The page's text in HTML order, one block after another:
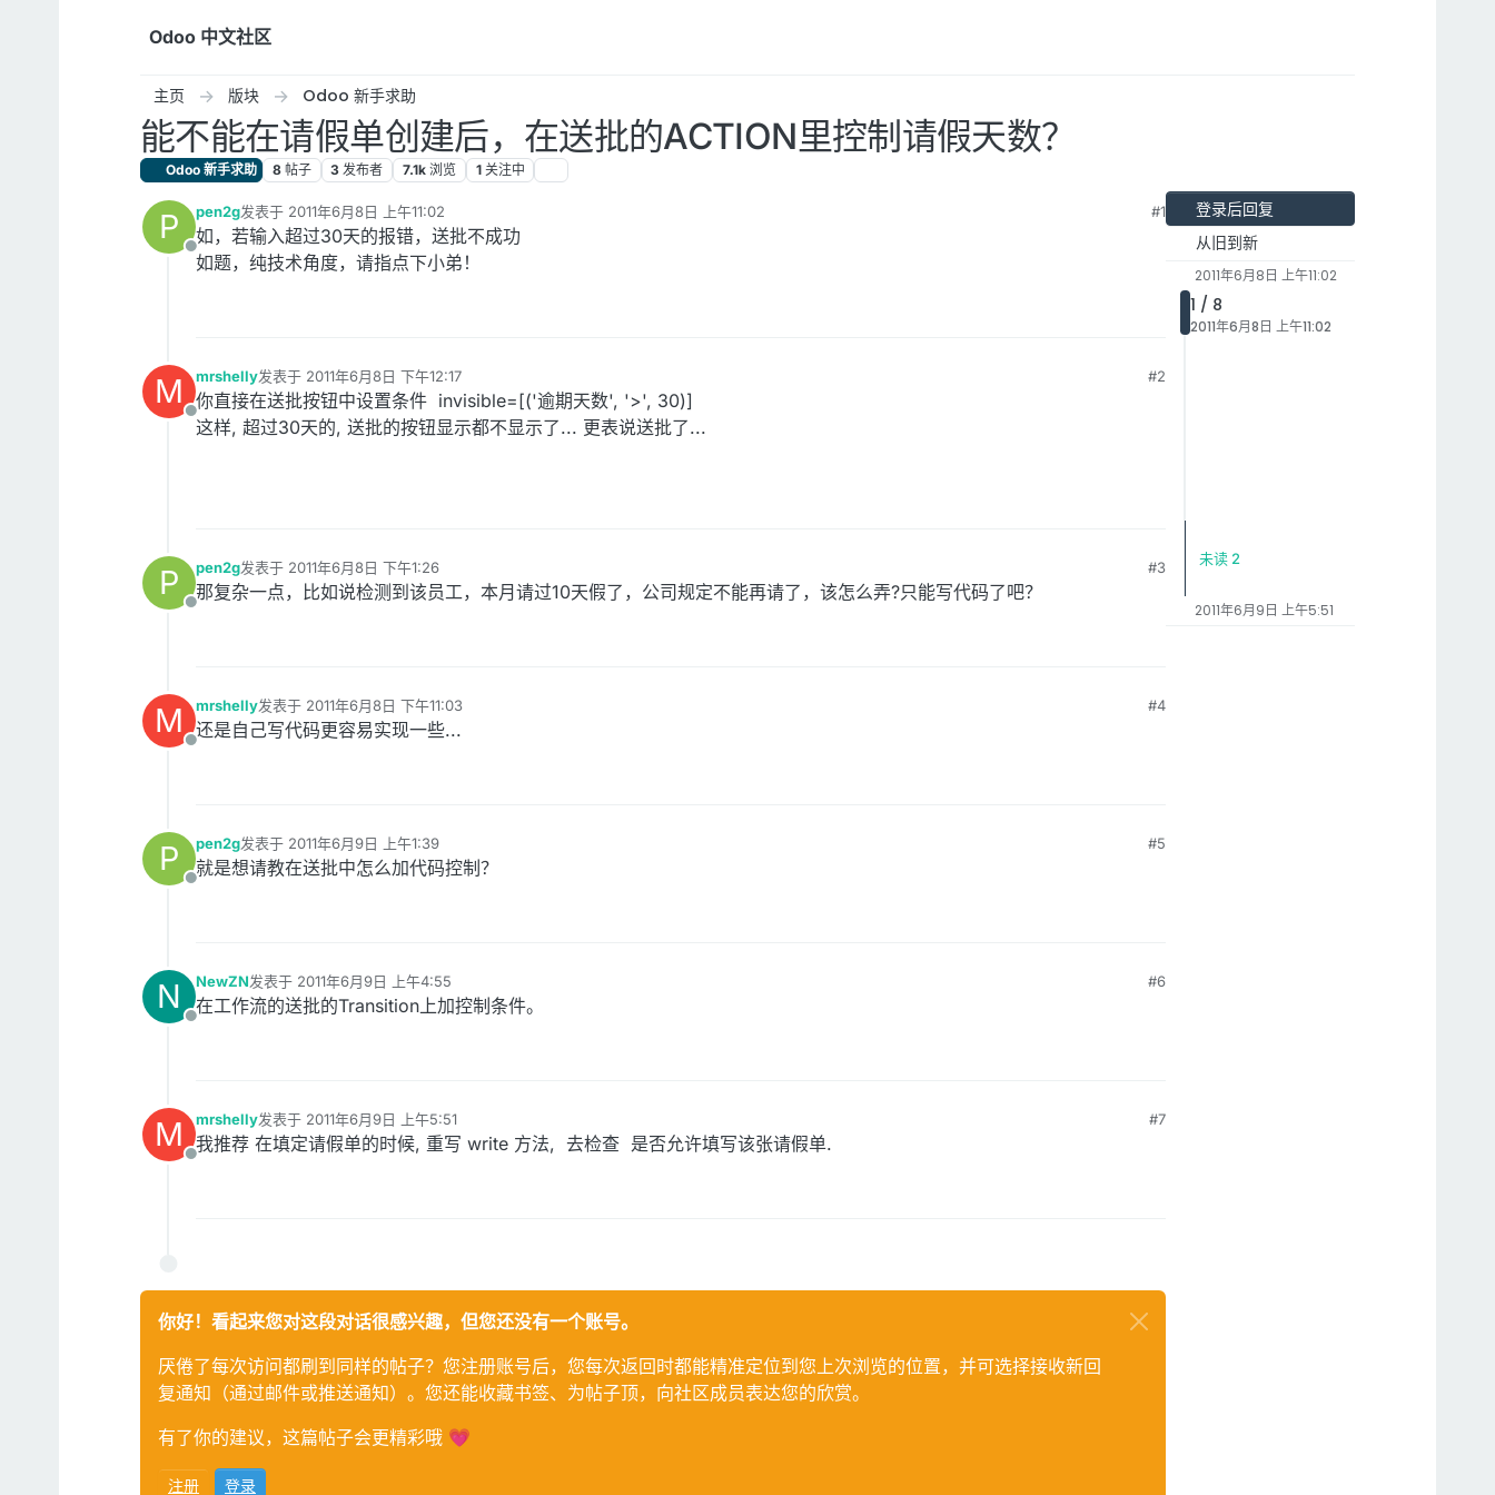
Odoo 中文社区
主页 版块 Odoo 新手求助
能不能在请假单创建后，在送批的ACTION里控制请假天数？
Odoo 新手求助 8 帖子 3 发布者 7.1k 浏览 1 关注中
P
离线
pen2g发表于 2011年6月8日 上午11:02
最后由 编辑
#1
如，若输入超过30天的报错，送批不成功
如题，纯技术角度，请指点下小弟！
M
离线
mrshelly发表于 2011年6月8日 下午12:17
最后由 编辑
#2
你直接在送批按钮中设置条件 invisible=[('逾期天数', '>', 30)]
这样, 超过30天的, 送批的按钮显示都不显示了... 更表说送批了...
P
离线
pen2g发表于 2011年6月8日 下午1:26
最后由 编辑
#3
那复杂一点，比如说检测到该员工，本月请过10天假了，公司规定不能再请了，该怎么弄?只能写代码了吧？
M
离线
mrshelly发表于 2011年6月8日 下午11:03
最后由 编辑
#4
还是自己写代码更容易实现一些...
P
离线
pen2g发表于 2011年6月9日 上午1:39
最后由 编辑
#5
就是想请教在送批中怎么加代码控制？
N
离线
NewZN发表于 2011年6月9日 上午4:55
最后由 编辑
#6
在工作流的送批的Transition上加控制条件。
M
离线
mrshelly发表于 2011年6月9日 上午5:51
最后由 编辑
#7
我推荐 在填定请假单的时候, 重写 write 方法, 去检查 是否允许填写该张请假单.
你好！看起来您对这段对话很感兴趣，但您还没有一个账号。
厌倦了每次访问都刷到同样的帖子？您注册账号后，您每次返回时都能精准定位到您上次浏览的位置，并可选择接收新回
复通知（通过邮件或推送通知）。您还能收藏书签、为帖子顶，向社区成员表达您的欣赏。
有了你的建议，这篇帖子会更精彩哦 💗
注册 登录
登录后回复
从旧到新
2011年6月8日 上午11:02
1 / 8
2011年6月8日 上午11:02
未读 2
2011年6月9日 上午5:51